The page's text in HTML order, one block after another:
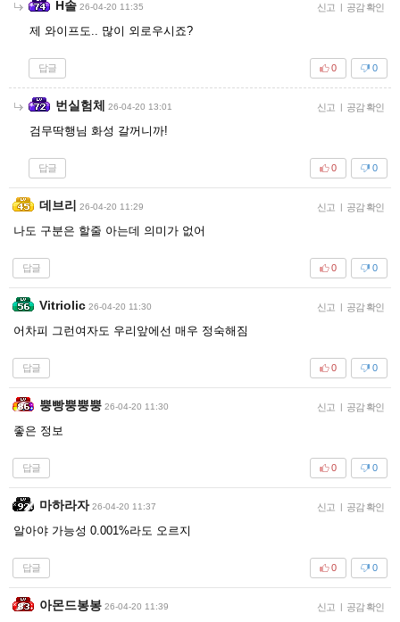
H솔 26-04-20 11:35 신고 | 공감 확인
제 와이프도.. 많이 외로우시죠?
답글 0
0
번실험체 26-04-20 13:01 신고 | 공감 확인
검무딱행님 화성 갈꺼니까!
답글 0
0
데브리 26-04-20 11:29 신고 | 공감 확인
나도 구분은 할줄 아는데 의미가 없어
답글 0
0
Vitriolic 26-04-20 11:30 신고 | 공감 확인
어차피 그런여자도 우리앞에선 매우 정숙해짐
답글 0
0
뿡빵뿡뿡뿡 26-04-20 11:30 신고 | 공감 확인
좋은 정보
답글 0
0
마하라자 26-04-20 11:37 신고 | 공감 확인
알아야 가능성 0.001%라도 오르지
답글 0
0
아몬드봉봉 26-04-20 11:39 신고 | 공감 확인